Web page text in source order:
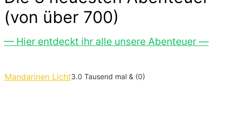
(von über 700)
— Hier entdeckt ihr alle unsere Abenteuer —
Mandarinen Licht3.0 Tausend mal & (0)